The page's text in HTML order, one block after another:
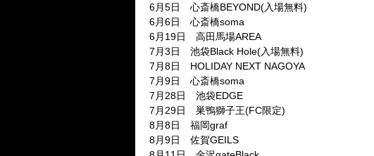
6月5日 心斎橋BEYOND(入場無料)
6月6日 心斎橋soma
6月19日 高田馬場AREA
7月3日 池袋Black Hole(入場無料)
7月8日 HOLIDAY NEXT NAGOYA
7月9日 心斎橋soma
7月28日 池袋EDGE
7月29日 巣鴨獅子王(FC限定)
8月8日 福岡graf
8月9日 佐賀GEILS